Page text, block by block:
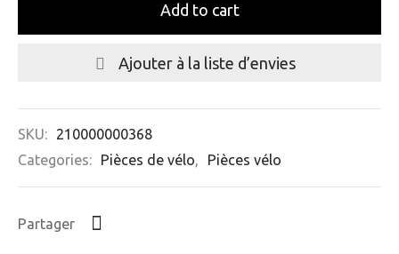
Add to cart
Ajouter à la liste d’envies
SKU:
210000000368
Categories:
Pièces de vélo Pièces vélo
Partager